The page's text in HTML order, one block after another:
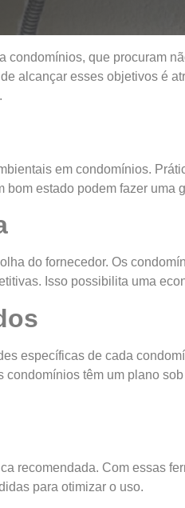
que procuram
alcançar esses objetivos é
em condomínios.
estado podem fazer uma
do fornecedor. Os
Isso possibilita uma
específicas de cada
têm um plano
recomendada. Com essas
para otimizar o uso.